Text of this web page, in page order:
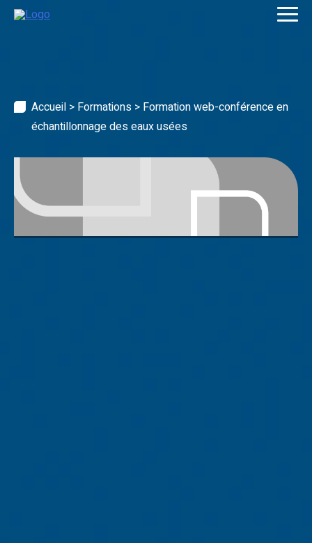
Skip
Accueil > Formations > Formation web-conférence en
échantillonnage des eaux usées